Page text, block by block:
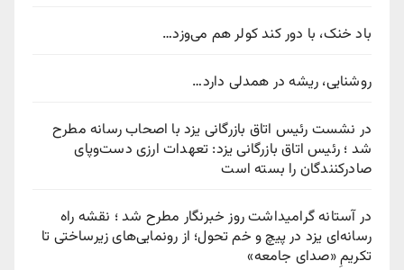
باد خنک، با دور کند کولر هم می‌وزد…
روشنایی، ریشه در همدلی دارد…
در نشست رئیس اتاق بازرگانی یزد با اصحاب رسانه مطرح
شد ؛ رئیس اتاق بازرگانی یزد: تعهدات ارزی دست‌وپای
صادرکنندگان را بسته است
در آستانه گرامیداشت روز خبرنگار مطرح شد ؛ نقشه راه
رسانه‌ای یزد در پیچ‌ و خم تحول؛ از رونمایی‌های زیرساختی تا
تکریمِ «صدای جامعه»